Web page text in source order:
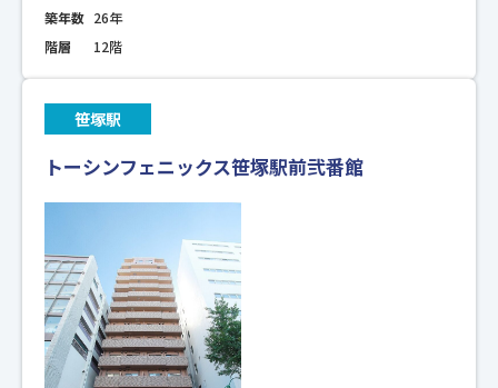
築年数 26年
階層
12階
笹塚駅
トーシンフェニックス笹塚駅前弐番館